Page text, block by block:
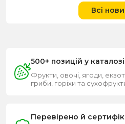
Всі
500+ позицій у каталозі
Фрукти, овочі, ягоди,
гриби, горіхи та
Перевірено й